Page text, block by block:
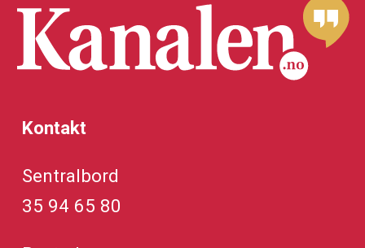
Kontakt
Sentralbord
35 94 65 80